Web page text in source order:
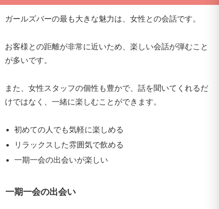
ガールズバーの最も大きな魅力は、女性との会話です。
お客様との距離が非常に近いため、楽しい会話が弾むこと
が多いです。
また、女性スタッフの個性も豊かで、話を聞いてくれるだ
けではなく、一緒に楽しむことができます。
初めての人でも気軽に楽しめる
リラックスした雰囲気で飲める
一期一会の出会いが楽しい
一期一会の出会い